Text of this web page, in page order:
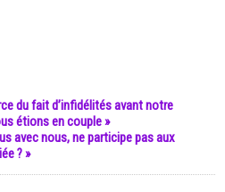
du fait d’infidélités avant notre
étions en couple »
avec nous, ne participe pas aux
? »